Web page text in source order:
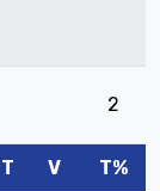
2
T V T%